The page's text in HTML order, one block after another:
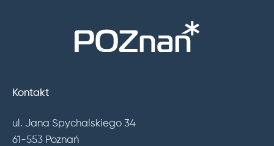
Kontakt
ul. Jana Spychalskiego 34
61-553 Poznań